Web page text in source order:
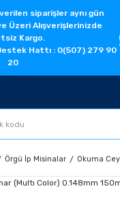
siparişler aynı gün
Üzeri Alışverişlerinizde
Kargo.
Hattı : 0(507) 279 90
20
Örgü İp Misinalar Okuma